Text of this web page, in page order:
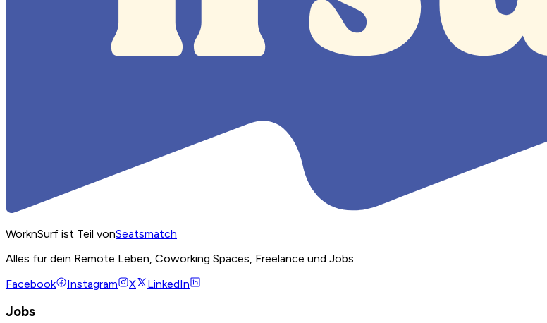
WorknSurf ist Teil vonSeatsmatch
Alles für dein Remote Leben, Coworking Spaces, Freelance und Jobs.
Facebook
Instagram X LinkedIn
Jobs